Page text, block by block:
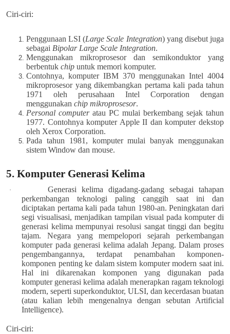
Ciri-ciri:
Penggunaan LSI (Large Scale Integration) yang disebut juga
sebagai Bipolar Large Scale Integration.
Menggunakan mikroprosesor dan semikonduktor yang
berbentuk chip untuk memori komputer.
Contohnya, komputer IBM 370 menggunakan Intel 4004
mikroprosesor yang dikembangkan pertama kali pada tahun
1971 oleh perusahaan Intel Corporation dengan
menggunakan chip mikroprosesor.
Personal computeratau PC mulai berkembang sejak tahun
1977. Contohnya komputer Apple II dan komputer dekstop
oleh Xerox Corporation.
Pada tahun 1981, komputer mulai banyak menggunakan
sistem Window dan mouse.
5. Komputer Generasi Kelima
·
Generasi kelima digadang-gadang sebagai tahapan
perkembangan teknologi paling canggih saat ini dan
diciptakan pertama kali pada tahun 1980-an. Peningkatan dari
segi visualisasi, menjadikan tampilan visual pada komputer di
generasi kelima mempunyai resolusi sangat tinggi dan begitu
tajam. Negara yang mempelopori sejarah perkembangan
komputer pada generasi kelima adalah Jepang. Dalam proses
pengembangannya, terdapat penambahan komponen-
komponen penting ke dalam sistem komputer modern saat ini.
Hal ini dikarenakan komponen yang digunakan pada
komputer generasi kelima adalah menerapkan ragam teknologi
modern, seperti superkonduktor, ULSI, dan kecerdasan buatan
(atau kalian lebih mengenalnya dengan sebutan Artificial
Intelligence).
Ciri-ciri: